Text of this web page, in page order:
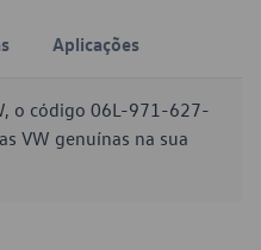
Aplicações
o código 06L-971-627-
VW genuínas na sua